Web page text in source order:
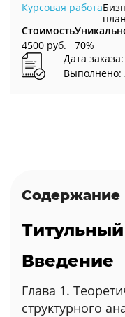
Курсовая работа
Стоимость
4500 руб.
70%
Дата
Выполнено:
Содержание
Введение
Глава 1.
структурного